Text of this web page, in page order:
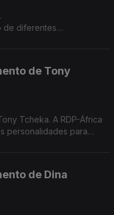
de diferentes
de Tony
Tcheka. A RDP-África
personalidades para
de Dina